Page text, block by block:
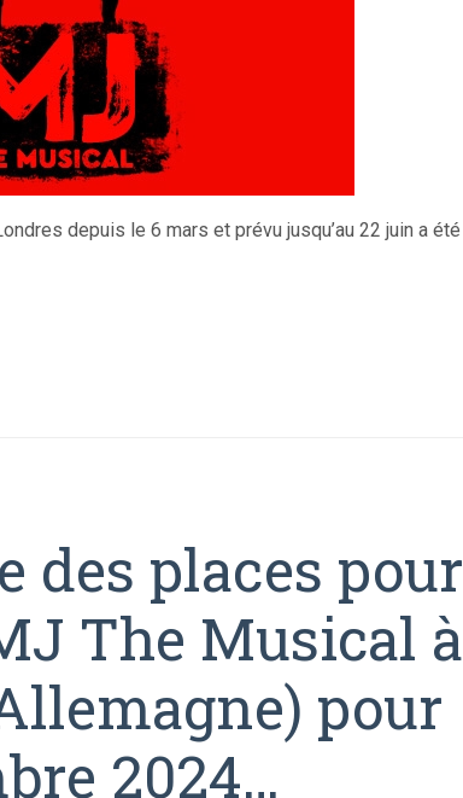
depuis le 6 mars et prévu jusqu’au 22 juin a été
des places pour
The Musical à
pour
2024…